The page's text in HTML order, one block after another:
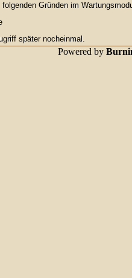
Gründen im
später nocheinmal.
Powered by